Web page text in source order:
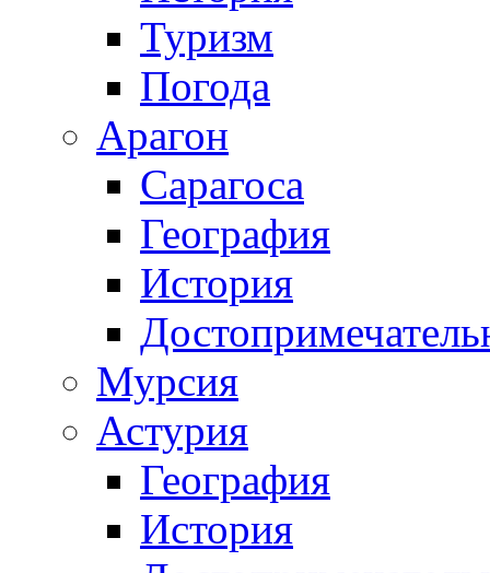
Туризм
Погода
Арагон
Сарагоса
География
История
Мурсия
Астурия
География
История